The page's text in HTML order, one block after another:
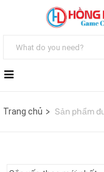
Trang chủ Sản phẩm